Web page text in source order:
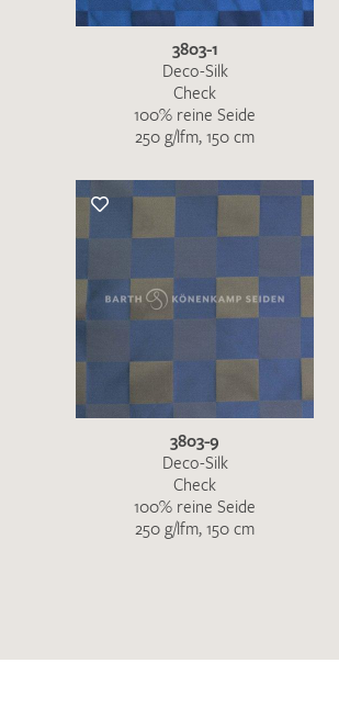
3803-1
Deco-Silk
Check
100% reine Seide
250 g/lfm, 150 cm
3803-9
Deco-Silk
Check
100% reine Seide
250 g/lfm, 150 cm